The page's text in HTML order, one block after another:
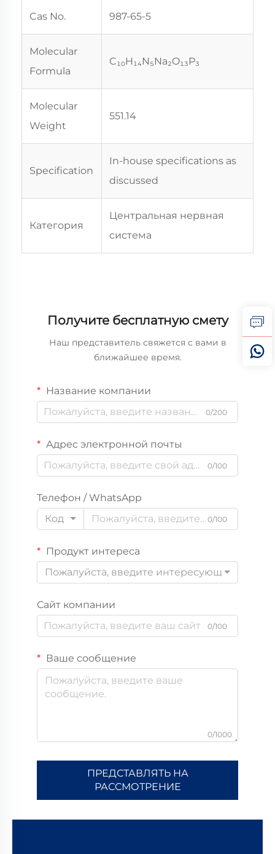
Cas No. 987-65-5
Molecular
Formula
C₁₀H₁₄N₅Na₂O₁₃P₃
Molecular
Weight
551.14
Specification
In-house specifications as
discussed
Категория
Центральная нервная
система
Получите бесплатную смету
Наш представитель свяжется с вами в
ближайшее время.
Название компании
0/200
Адрес электронной почты
0/100
Телефон / WhatsApp
Код
0/100
Продукт интереса
Пожалуйста, введите интересующий вас
Сайт компании
0/100
Ваше сообщение
0/1000
ПРЕДСТАВЛЯТЬ НА
РАССМОТРЕНИЕ